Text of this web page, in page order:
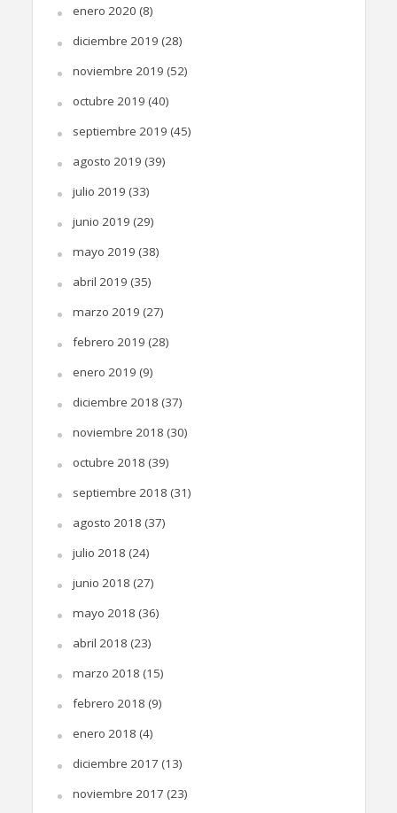
enero 2020 (8)
diciembre 2019 (28)
noviembre 2019 (52)
octubre 2019 (40)
septiembre 2019 (45)
agosto 2019 (39)
julio 2019 (33)
junio 2019 (29)
mayo 2019 (38)
abril 2019 (35)
marzo 2019 (27)
febrero 2019 (28)
enero 2019 (9)
diciembre 2018 (37)
noviembre 2018 (30)
octubre 2018 (39)
septiembre 2018 (31)
agosto 2018 (37)
julio 2018 (24)
junio 2018 (27)
mayo 2018 (36)
abril 2018 (23)
marzo 2018 (15)
febrero 2018 (9)
enero 2018 (4)
diciembre 2017 (13)
noviembre 2017 (23)